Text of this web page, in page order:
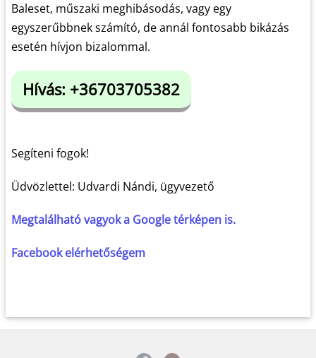
Baleset, műszaki meghibásodás, vagy egy
egyszerűbbnek számító, de annál fontosabb bikázás
esetén hívjon bizalommal.
Hívás: +36703705382
Segíteni fogok!
Üdvözlettel: Udvardi Nándi, ügyvezető
Megtalálható vagyok a Google térképen is.
Facebook elérhetőségem